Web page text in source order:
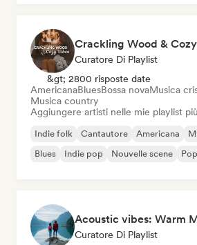
Curatore Di Playlist
&gt; 2800 risposte date
AmericanaBluesBossa novaMusica
Musica country
Aggiungere artisti nelle mie playlist
Indie folk Cantautore Americana
Blues
Indie pop Nouvelle scene
Curatore Di Playlist